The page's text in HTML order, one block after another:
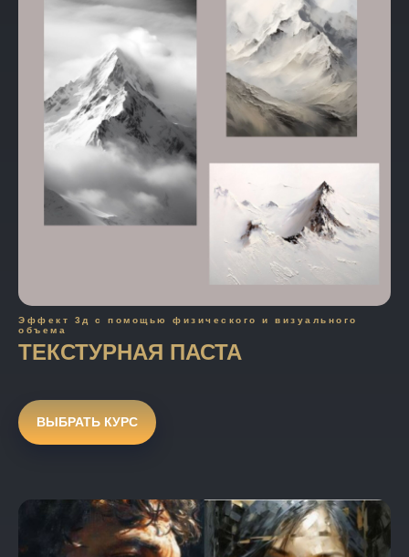
Эффект 3д с помощью физического и визуального
объема
ТЕКСТУРНАЯ ПАСТА
ВЫБРАТЬ КУРС